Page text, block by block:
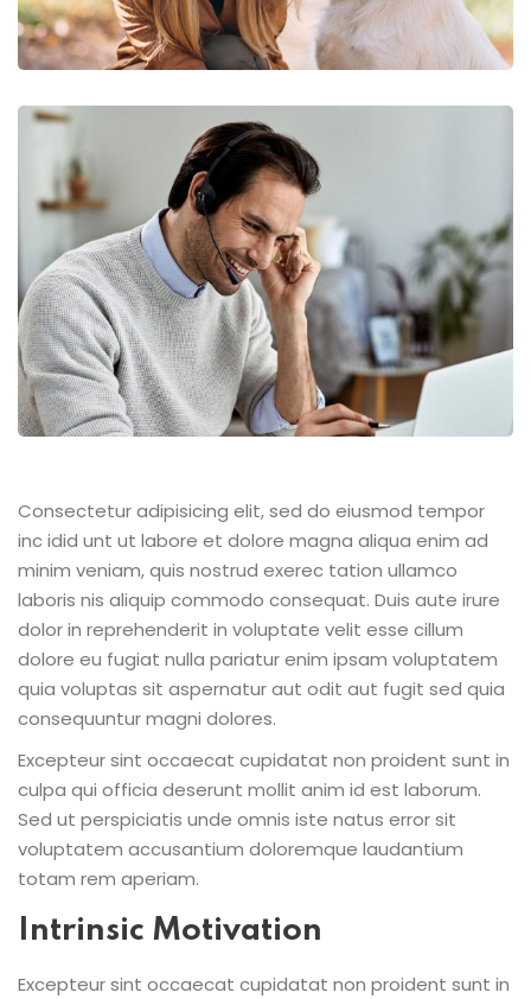
Consectetur adipisicing elit, sed do eiusmod tempor
inc idid unt ut labore et dolore magna aliqua enim ad
minim veniam, quis nostrud exerec tation ullamco
laboris nis aliquip commodo consequat. Duis aute irure
dolor in reprehenderit in voluptate velit esse cillum
dolore eu fugiat nulla pariatur enim ipsam voluptatem
quia voluptas sit aspernatur aut odit aut fugit sed quia
consequuntur magni dolores.
Excepteur sint occaecat cupidatat non proident sunt in
culpa qui officia deserunt mollit anim id est laborum.
Sed ut perspiciatis unde omnis iste natus error sit
voluptatem accusantium doloremque laudantium
totam rem aperiam.
Intrinsic Motivation
Excepteur sint occaecat cupidatat non proident sunt in